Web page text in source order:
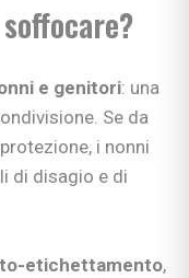
e genitori: una
Se da
i nonni
di disagio e di
etichettamento,